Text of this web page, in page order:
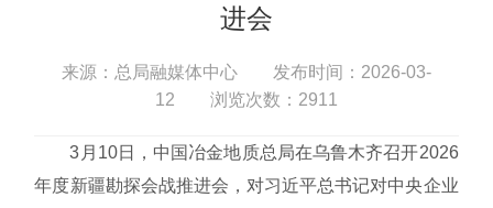
进会
来源：总局融媒体中心 发布时间：2026-03-
12 浏览次数： 2911
3月10日，中国冶金地质总局在乌鲁木齐召开2026
年度新疆勘探会战推进会，对习近平总书记对中央企业